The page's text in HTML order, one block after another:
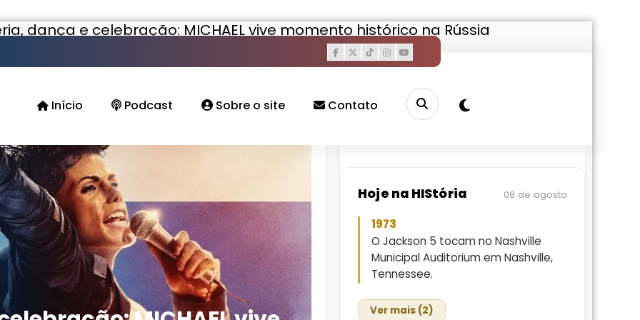
Início
Podcast Sobre o site Contato
dança e celebração: MICHAEL vive momento histórico na Rússia
Hoje na HIStória 08 de agosto
1973
O Jackson 5 tocam no Nashville
Municipal Auditorium em Nashville,
Tennessee.
Ver mais (2)